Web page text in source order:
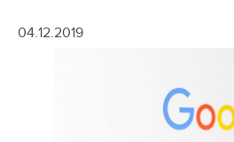
04.12.2019